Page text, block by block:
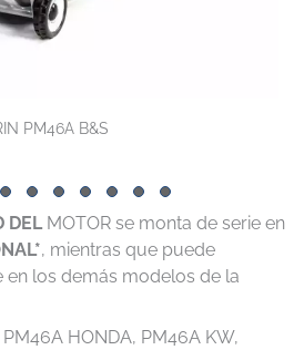
PM46A B&S
1 2
group 3
group 4
Slide group 5
Slide group 6
Slide group 7
Slide group 8
Slide group 9
Slide group 10
DEL MOTOR se monta de serie en
, mientras que puede
los demás modelos de la
HONDA, PM46A KW,